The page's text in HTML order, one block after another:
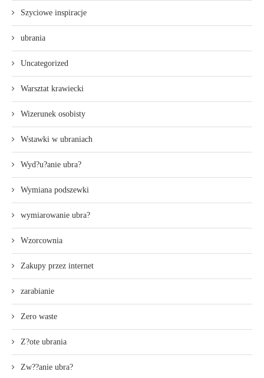
Szyciowe inspiracje
ubrania
Uncategorized
Warsztat krawiecki
Wizerunek osobisty
Wstawki w ubraniach
Wyd?u?anie ubra?
Wymiana podszewki
wymiarowanie ubra?
Wzorcownia
Zakupy przez internet
zarabianie
Zero waste
Z?ote ubrania
Zw??anie ubra?